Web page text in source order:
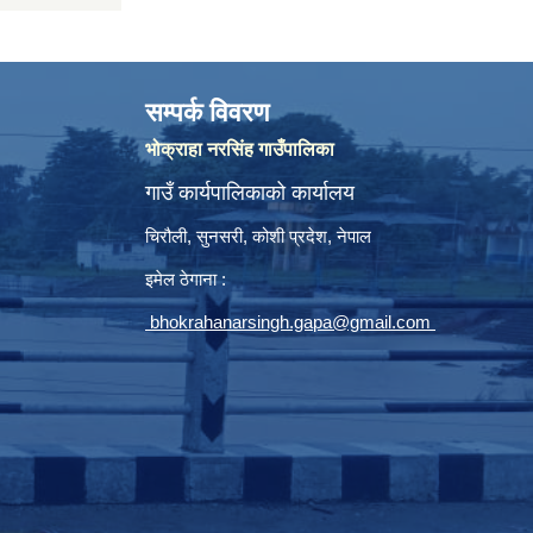
सम्पर्क विवरण
भोक्राहा नरसिंह गाउँपालिका
गाउँ कार्यपालिकाको कार्यालय
चिरौली, सुनसरी, कोशी प्रदेश, नेपाल
इमेल ठेगाना :
bhokrahanarsingh.gapa@gmail.com